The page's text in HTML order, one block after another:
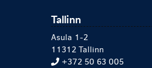
Tallinn
Asula 1-2
11312 Tallinn
+372 50 63 005